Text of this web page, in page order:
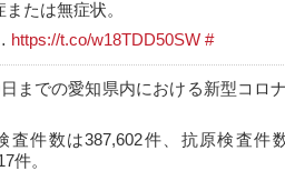
または無症状。
https://t.co/w18TDD50SW #
までの愛知県内における新型コロ
査件数は387,602件、抗原検査件
件。